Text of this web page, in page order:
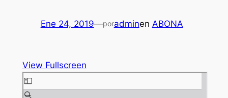
Ene 24, 2019—poradminen ABONA
View Fullscreen
Saltar
al